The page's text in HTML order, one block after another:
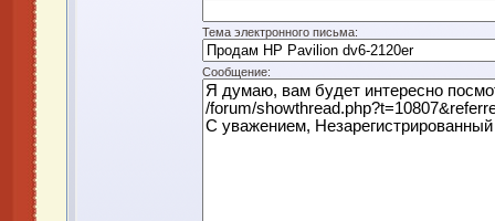
Тема электронного письма:
Сообщение: